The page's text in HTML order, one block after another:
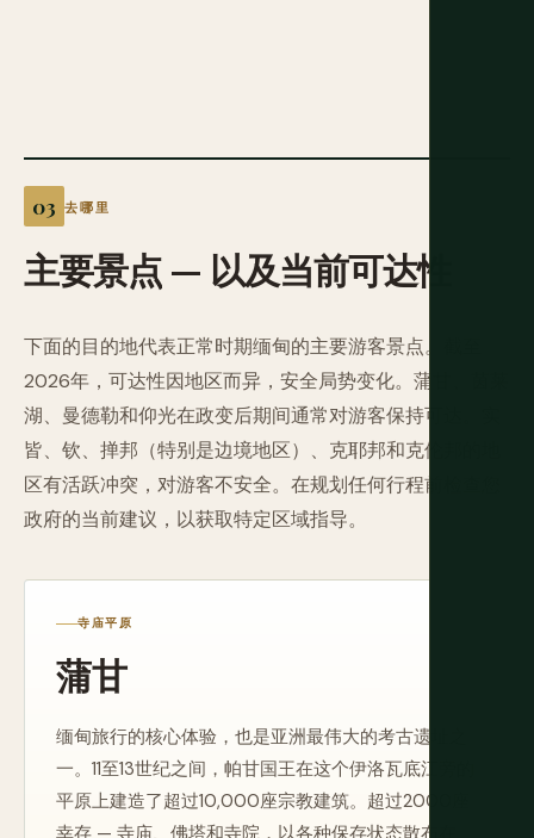
去哪里
主要景点— 以及当前可达性
下面的目的地代表正常时期缅甸的主要游客景点。截至
2026年，可达性因地区而异，安全局势变化。蒲甘、茵莱
湖、曼德勒和仰光在政变后期间通常对游客保持可达。实
皆、钦、掸邦（特别是边境地区）、克耶邦和克伦邦的地
区有活跃冲突，对游客不安全。在规划任何行程前检查您
政府的当前建议，以获取特定区域指导。
寺庙平原
蒲甘
缅甸旅行的核心体验，也是亚洲最伟大的考古遗址之
一。11至13世纪之间，帕甘国王在这个伊洛瓦底江旁的
平原上建造了超过10,000座宗教建筑。超过2000座
幸存 — 寺庙、佛塔和寺院，以各种保存状态散布在